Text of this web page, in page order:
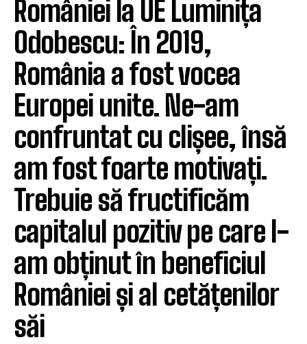
României la UE Luminița
Odobescu: În 2019,
România a fost vocea
Europei unite. Ne-am
confruntat cu clișee, însă
am fost foarte motivați.
Trebuie să fructificăm
capitalul pozitiv pe care l-
am obținut în beneficiul
României și al cetățenilor
săi